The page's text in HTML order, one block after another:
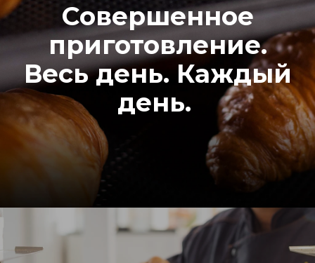
Совершенное
приготовление.
Весь день. Каждый
день.